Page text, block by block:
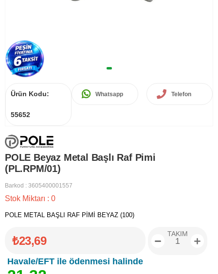
Ürün Kodu:
55652
Whatsapp Telefon
POLE Beyaz Metal Başlı Raf Pimi
(PL.RPM/01)
Barkod : 3605400001557
Stok Miktarı : 0
POLE METAL BAŞLI RAF PİMİ BEYAZ (100)
₺23,69
Havale/EFT ile ödenmesi halinde
TAKIM